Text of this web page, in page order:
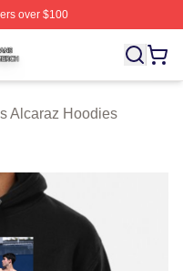
over $100
Licensed Carlos
Alcaraz Hoodies